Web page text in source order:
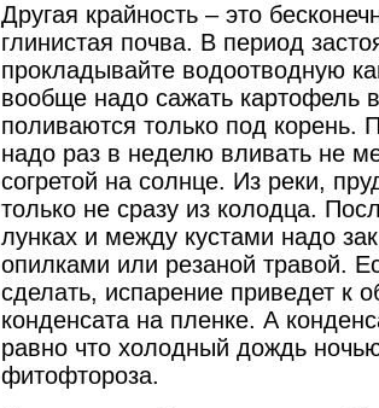
Другая крайность – это
глинистая почва. В период
прокладывайте водоотводную
вообще надо сажать картофель
поливаются только под корень.
надо раз в неделю вливать не
согретой на солнце. Из реки,
только не сразу из колодца.
лунках и между кустами надо
опилками или резаной травой.
сделать, испарение приведет к
конденсата на пленке. А
равно что холодный дождь
фитофтороза.